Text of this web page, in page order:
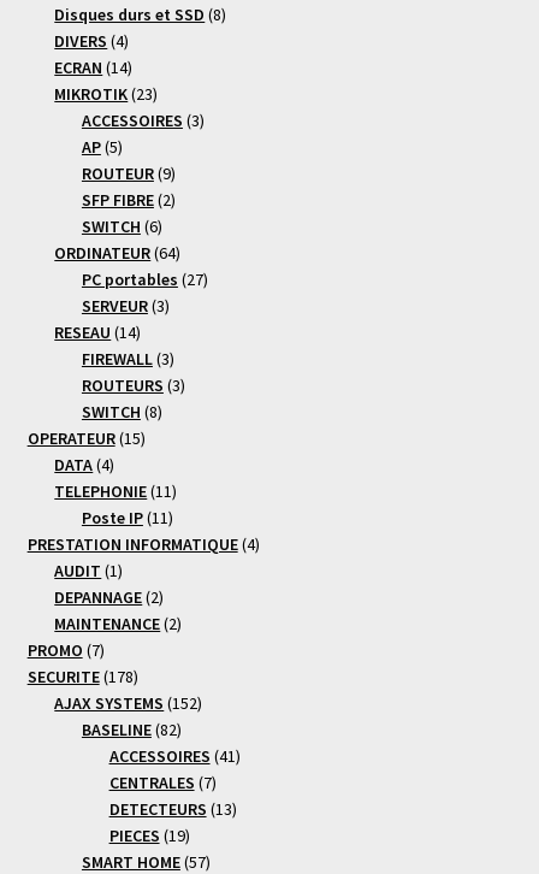
produits
Disques durs et SSD 88
DIVERS 44
produits
ECRAN 1414
produits
MIKROTIK 2323
produits
ACCESSOIRES 33
AP 55
produits
ROUTEUR 99
produits
SFP FIBRE 22
SWITCH 66
produits
ORDINATEUR 6464
produits
PC portables 2727
SERVEUR 33
RESEAU 1414
produits
FIREWALL 33
produits
ROUTEURS 33
SWITCH 88
OPERATEUR 1515
DATA 44
produits
TELEPHONIE 1111
produits
Poste IP 1111
produits
PRESTATION INFORMATIQUE 44
AUDIT 11
produit
DEPANNAGE 22
produits
MAINTENANCE 22
PROMO 77
produits
SECURITE 178178
produits
AJAX SYSTEMS 152152
BASELINE 8282
produits
ACCESSOIRES 4141
CENTRALES 77
produits
DETECTEURS 1313
PIECES 1919
produits
SMART HOME 5757